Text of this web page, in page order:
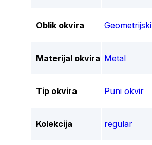
Oblik okvira Geometrijski
Materijal okvira Metal
Tip okvira Puni okvir
Kolekcija regular